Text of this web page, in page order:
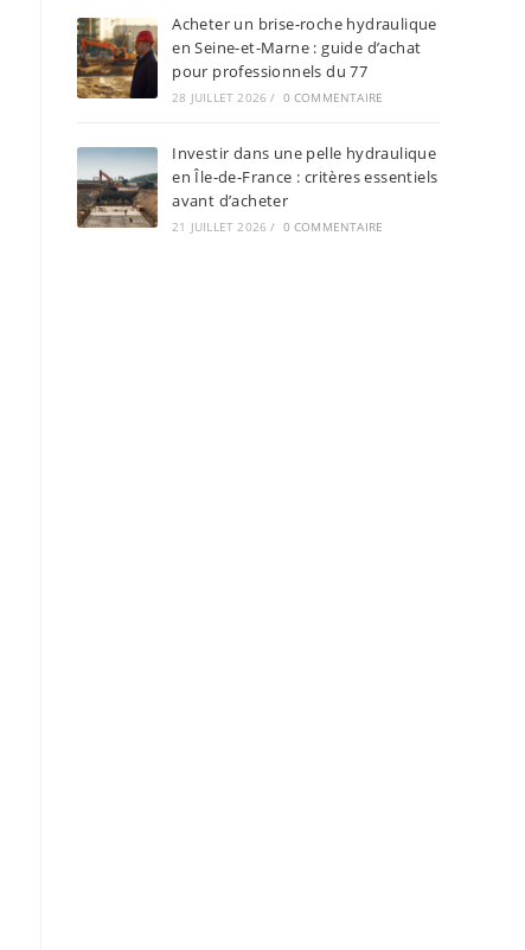
Acheter un brise-roche hydraulique
en Seine-et-Marne : guide d’achat
pour professionnels du 77
28 JUILLET 2026 / 0 COMMENTAIRE
Investir dans une pelle hydraulique
en Île-de-France : critères essentiels
avant d’acheter
21 JUILLET 2026 / 0 COMMENTAIRE